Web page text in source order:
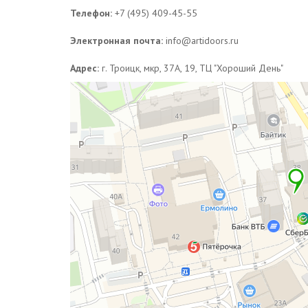
Телефон: +7 (495) 409-45-55
Электронная почта: info@artidoors.ru
Адрес: г. Троицк, мкр, 37А, 19, ТЦ "Хороший День"